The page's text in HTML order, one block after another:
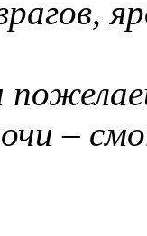
–